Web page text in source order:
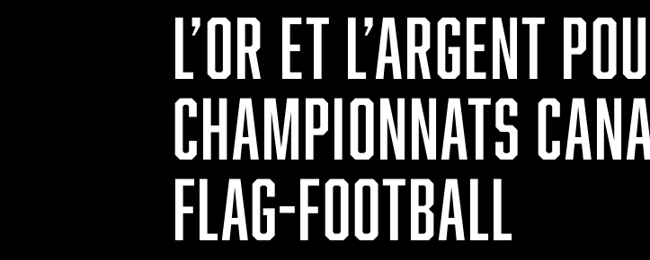
L’OR ET L’ARGENT
CHAMPIONNATS
FLAG-FOOTBALL